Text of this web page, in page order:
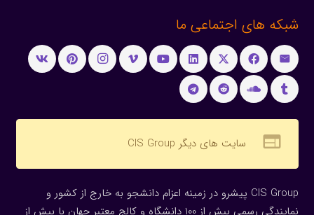
شبکه های اجتماعی ما
web سایت های دیگر CIS Group
CIS Group پیشرو در زمینه اعزام دانشجو به خارج از کشور و
نمایندگی رسمی بیش از 100 دانشگاه و کالج معتبر جهان با بیش از